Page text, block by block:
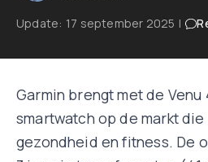
Update: 17 september 2025 |
Garmin brengt met de
smartwatch op de markt
gezondheid en fitness. De